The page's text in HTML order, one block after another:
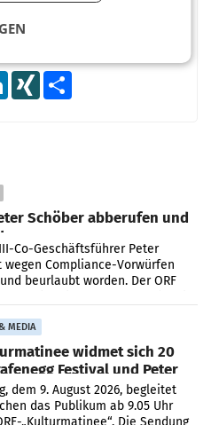
LinkedInXING
Schöber abberufen und
Co-Geschäftsführer Peter
wegen Compliance-Vorwürfen
beurlaubt worden. Der ORF
MEDIA
widmet sich 20
Festival und Peter
dem 9. August 2026, begleitet
das Publikum ab 9.05 Uhr
„Kulturmatinee“. Die Sendung